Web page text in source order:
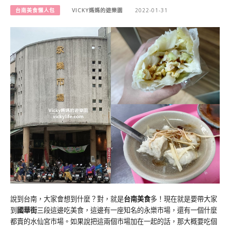
台南美食懶人包 VICKY媽媽的遊樂園 2022-01-31
說到台南，大家會想到什麼？對，就是台南美食多！現在就是要帶大家
到國華街三段這邊吃美食，這邊有一座知名的永樂市場，還有一個什麼
都賣的水仙宮市場。如果說把這兩個市場加在一起的話，那大概要吃個